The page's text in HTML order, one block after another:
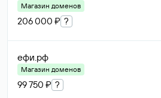
Магазин доменов
206 000 ₽ ?
ефи.рф
Магазин доменов
99 750 ₽ ?